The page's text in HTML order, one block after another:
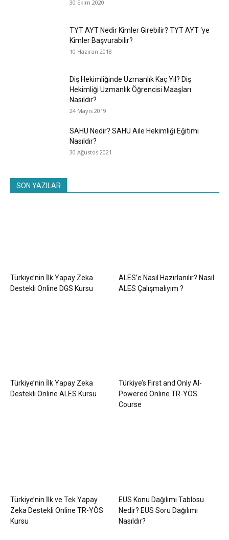
30 Ekim 2020
TYT AYT Nedir Kimler Girebilir? TYT AYT ‘ye
Kimler Başvurabilir?
10 Haziran 2018
Diş Hekimliğinde Uzmanlık Kaç Yıl? Diş
Hekimliği Uzmanlık Öğrencisi Maaşları
Nasıldır?
24 Mayıs 2019
SAHU Nedir? SAHU Aile Hekimliği Eğitimi
Nasıldır?
30 Ağustos 2021
SON YAZILAR
Türkiye’nin İlk Yapay Zeka
Destekli Online DGS Kursu
ALES’e Nasıl Hazırlanılır? Nasıl
ALES Çalışmalıyım ?
Türkiye’nin İlk Yapay Zeka
Destekli Online ALES Kursu
Türkiye’s First and Only AI-
Powered Online TR-YÖS
Course
Türkiye’nin İlk ve Tek Yapay
Zeka Destekli Online TR-YÖS
Kursu
EUS Konu Dağılımı Tablosu
Nedir? EUS Soru Dağılımı
Nasıldır?